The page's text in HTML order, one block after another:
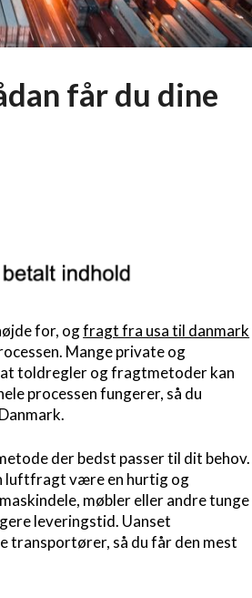
får du dine
for, ogfragt fra usa til danmark
Mange private og
toldregler og fragtmetoder kan
processen fungerer, så du
der bedst passer til dit behov.
luftfragt være en hurtig og
møbler eller andre tunge
leveringstid. Uanset
så du får den mest